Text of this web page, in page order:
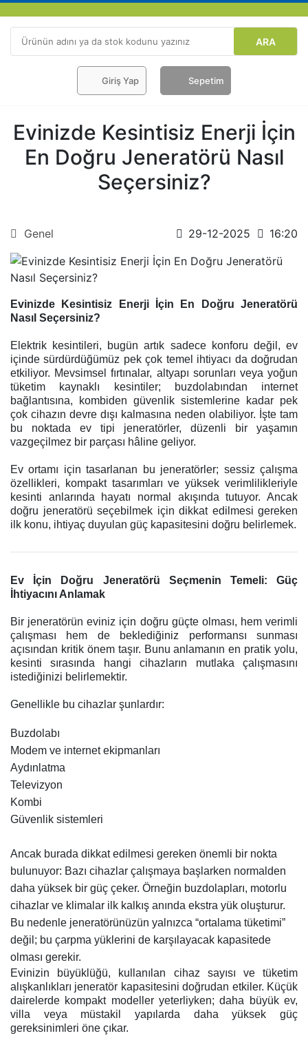
ARA
Giriş Yap Sepetim
Evinizde Kesintisiz Enerji İçin
En Doğru Jeneratörü Nasıl
Seçersiniz?
Genel 29-12-2025 16:20
Evinizde Kesintisiz Enerji İçin En Doğru Jeneratörü
Nasıl Seçersiniz?
Elektrik kesintileri, bugün artık sadece konforu değil, ev
içinde sürdürdüğümüz pek çok temel ihtiyacı da doğrudan
etkiliyor. Mevsimsel fırtınalar, altyapı sorunları veya yoğun
tüketim kaynaklı kesintiler; buzdolabından internet
bağlantısına, kombiden güvenlik sistemlerine kadar pek
çok cihazın devre dışı kalmasına neden olabiliyor. İşte tam
bu noktada ev tipi jeneratörler, düzenli bir yaşamın
vazgeçilmez bir parçası hâline geliyor.
Ev ortamı için tasarlanan bu jeneratörler; sessiz çalışma
özellikleri, kompakt tasarımları ve yüksek verimlilikleriyle
kesinti anlarında hayatı normal akışında tutuyor. Ancak
doğru jeneratörü seçebilmek için dikkat edilmesi gereken
ilk konu, ihtiyaç duyulan güç kapasitesini doğru belirlemek.
Ev İçin Doğru Jeneratörü Seçmenin Temeli: Güç
İhtiyacını Anlamak
Bir jeneratörün eviniz için doğru güçte olması, hem verimli
çalışması hem de beklediğiniz performansı sunması
açısından kritik önem taşır. Bunu anlamanın en pratik yolu,
kesinti sırasında hangi cihazların mutlaka çalışmasını
istediğinizi belirlemektir.
Genellikle bu cihazlar şunlardır:
Buzdolabı
Modem ve internet ekipmanları
Aydınlatma
Televizyon
Kombi
Güvenlik sistemleri
Ancak burada dikkat edilmesi gereken önemli bir nokta
bulunuyor: Bazı cihazlar çalışmaya başlarken normalden
daha yüksek bir güç çeker. Örneğin buzdolapları, motorlu
cihazlar ve klimalar ilk kalkış anında ekstra yük oluşturur.
Bu nedenle jeneratörünüzün yalnızca “ortalama tüketimi”
değil; bu çarpma yüklerini de karşılayacak kapasitede
olması gerekir.
Evinizin büyüklüğü, kullanılan cihaz sayısı ve tüketim
alışkanlıkları jeneratör kapasitesini doğrudan etkiler. Küçük
dairelerde kompakt modeller yeterliyken; daha büyük ev,
villa veya müstakil yapılarda daha yüksek güç
gereksinimleri öne çıkar.